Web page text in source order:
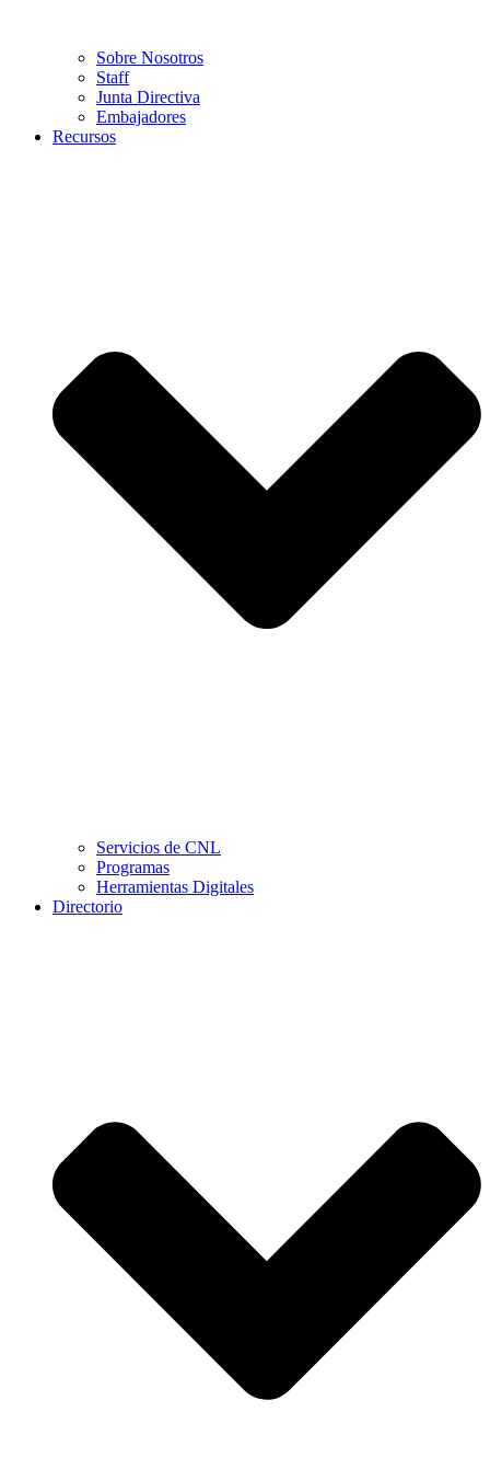
Sobre Nosotros
Staff
Junta Directiva
Embajadores
Recursos
Servicios de CNL
Programas
Herramientas Digitales
Directorio